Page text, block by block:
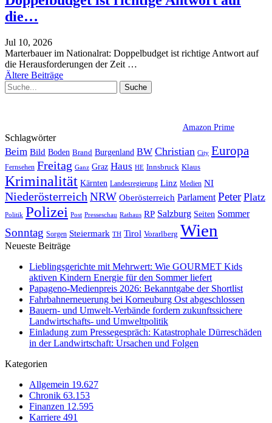
die…
Jul 10, 2026
Marterbauer im Nationalrat: Doppelbudget ist richtige Antwort auf
die Herausforderungen der Zeit …
Ältere Beiträge
Amazon Prime
Schlagwörter
Beim Bild Boden Brand Burgenland BW Christian City Europa
Fernsehen Freitag Ganz Graz Haus HE Innsbruck Klaus
Kriminalität Kärnten Landesregierung Linz Medien NI
Niederösterreich NRW Oberösterreich Parlament Peter Platz
Politik Polizei Post Presseschau Rathaus RP Salzburg Seiten Sommer
Sonntag Sorgen Steiermark TH Tirol Vorarlberg Wien
Neueste Beiträge
Lieblingsgerichte mit Mehrwert: Wie GOURMET Kids
aktiven Kindern Energie für den Sommer liefert
Papageno-Medienpreis 2026: Bekanntgabe der Shortlist
Fahrbahnerneuerung bei Korneuburg Ost abgeschlossen
Bauern- und Umwelt-Verbände fordern zukunftssichere
Landwirtschafts- und Umweltpolitik
Einladung zum Pressegespräch: Katastrophale Dürreschäden
in der Landwirtschaft: Ursachen und Folgen
Kategorien
Allgemein 19.627
Chronik 63.153
Finanzen 12.595
Karriere 491